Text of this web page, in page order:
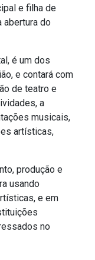
e filha de
abertura do
é um dos
e contará com
de teatro e
a
musicais,
artísticas,
produção e
usando
e em
no